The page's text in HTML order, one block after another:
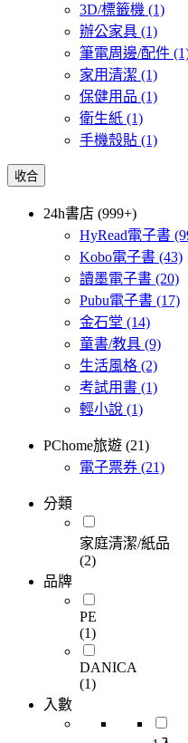
3D/標籤機 (1)
辦公家具 (1)
筆電周邊/配件
家用清潔 (1)
保健用品 (1)
衛生紙 (1)
手機殼貼 (1)
收合
24h書店 (999+)
HyRead電子書
Kobo電子書 (43)
讀墨電子書 (20)
Pubu電子書 (17)
金石堂 (14)
童書/教具 (9)
生活風格 (2)
考試用書 (1)
輕小說 (1)
PChome旅遊 (21)
電子票券 (21)
分類
家庭清潔/紙品
(2)
品牌
PE
(1)
DANICA
(1)
入數